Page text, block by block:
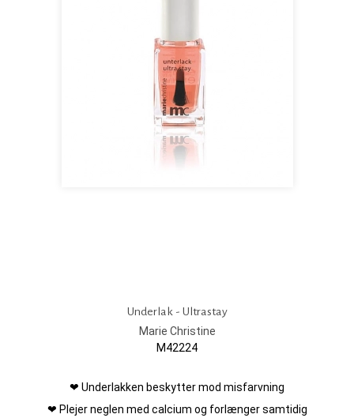
Underlak - Ultrastay
Marie Christine
M42224
❤ Underlakken beskytter mod misfarvning
❤ Plejer neglen med calcium og forlænger samtidig